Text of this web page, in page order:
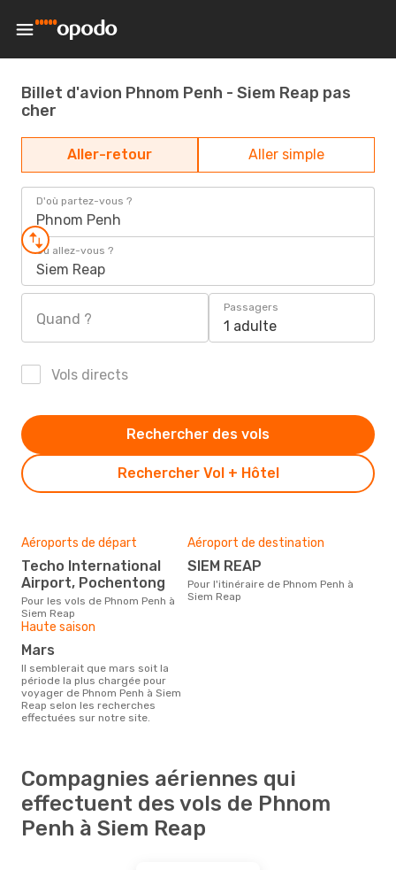
Billet d'avion Phnom Penh - Siem Reap pas
cher
Aller-retour Aller simple
D'où partez-vous ?
Phnom Penh
Où allez-vous ?
Siem Reap
Quand ?
Passagers
1 adulte
Vols directs
Rechercher Vol + Hôtel
Rechercher des vols
Aéroports de départ
Techo International
Airport, Pochentong
Pour les vols de Phnom Penh à
Siem Reap
Aéroport de destination
SIEM REAP
Pour l'itinéraire de Phnom Penh à
Siem Reap
Haute saison
mars
Il semblerait que mars soit la
période la plus chargée pour
voyager de Phnom Penh à Siem
Reap selon les recherches
effectuées sur notre site.
Compagnies aériennes qui
effectuent des vols de Phnom
Penh à Siem Reap